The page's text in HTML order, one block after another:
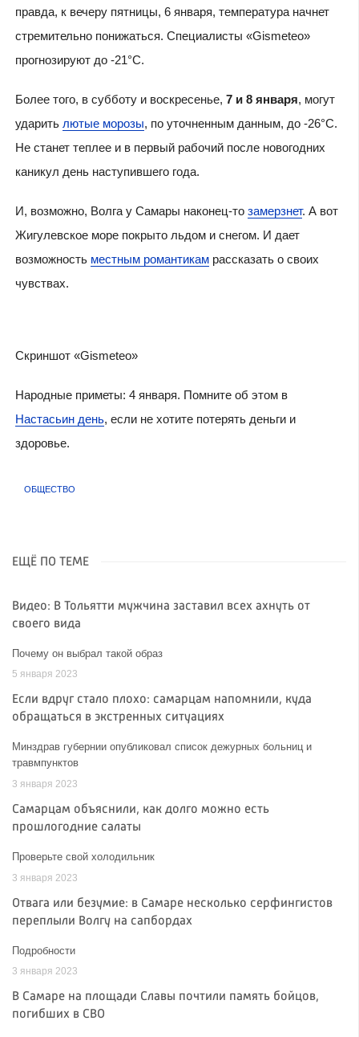
правда, к вечеру пятницы, 6 января, температура начнет
стремительно понижаться. Специалисты «Gismeteo»
прогнозируют до -21°C.
Более того, в субботу и воскресенье, 7 и 8 января, могут
ударить лютые морозы, по уточненным данным, до -26°C.
Не станет теплее и в первый рабочий после новогодних
каникул день наступившего года.
И, возможно, Волга у Самары наконец-то замерзнет. А вот
Жигулевское море покрыто льдом и снегом. И дает
возможность местным романтикамрассказать о своих
чувствах.
Скриншот «Gismeteo»
Народные приметы: 4 января. Помните об этом в
Настасьин день, если не хотите потерять деньги и
здоровье.
ОБЩЕСТВО
ЕЩЁ ПО ТЕМЕ
Видео: В Тольятти мужчина заставил всех ахнуть от
своего вида
Почему он выбрал такой образ
5 января 2023
Если вдруг стало плохо: самарцам напомнили, куда
обращаться в экстренных ситуациях
Минздрав губернии опубликовал список дежурных больниц и
травмпунктов
3 января 2023
Самарцам объяснили, как долго можно есть
прошлогодние салаты
Проверьте свой холодильник
3 января 2023
Отвага или безумие: в Самаре несколько серфингистов
переплыли Волгу на сапбордах
Подробности
3 января 2023
В Самаре на площади Славы почтили память бойцов,
погибших в СВО